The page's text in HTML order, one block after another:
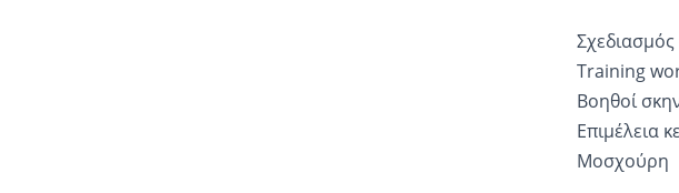
Training
Βοηθοί
Επιμέλεια
Μοσχούρη